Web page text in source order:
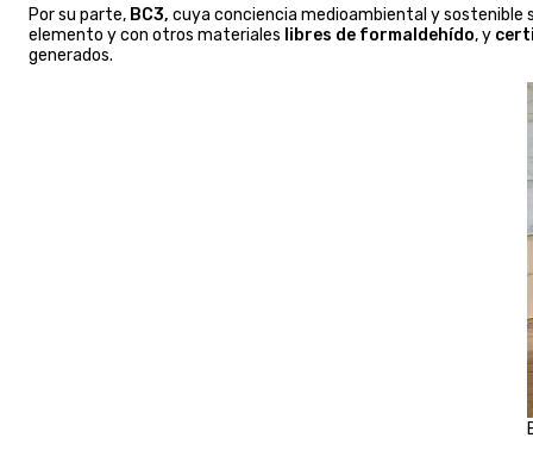
Por su parte, BC3, cuya conciencia medioambiental y sostenible
elemento y con otros materiales libres de formaldehído, y
generados.